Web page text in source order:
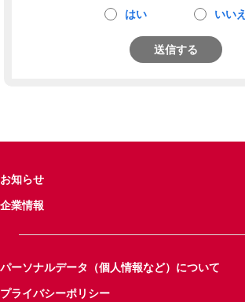
はい いいえ
送信する
お知らせ
企業情報
パーソナルデータ（個人情報など）について
プライバシーポリシー